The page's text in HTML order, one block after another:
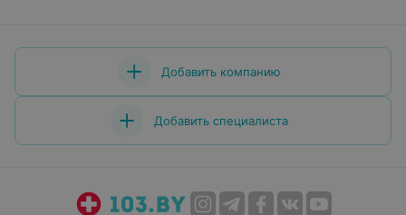
Добавить компанию
Добавить специалиста